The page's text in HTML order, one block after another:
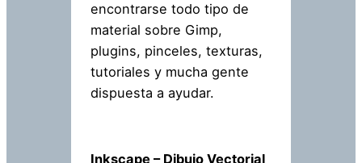
encontrarse todo tipo de
material sobre Gimp,
plugins, pinceles, texturas,
tutoriales y mucha gente
dispuesta a ayudar.
Inkscape – Dibujo Vectorial